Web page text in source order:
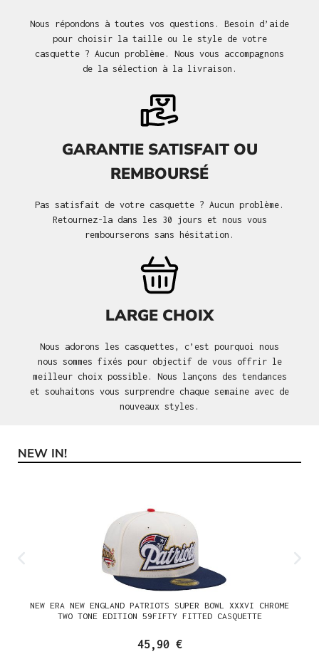
Nous répondons à toutes vos questions. Besoin d’aide
pour choisir la taille ou le style de votre
casquette ? Aucun problème. Nous vous accompagnons
de la sélection à la livraison.
GARANTIE SATISFAIT OU
REMBOURSÉ
Pas satisfait de votre casquette ? Aucun problème.
Retournez-la dans les 30 jours et nous vous
rembourserons sans hésitation.
LARGE CHOIX
Nous adorons les casquettes, c’est pourquoi nous
nous sommes fixés pour objectif de vous offrir le
meilleur choix possible. Nous lançons des tendances
et souhaitons vous surprendre chaque semaine avec de
nouveaux styles.
Ignorer la galerie de produits
NEW IN!
NEW ERA NEW ENGLAND PATRIOTS SUPER BOWL XXXVI CHROME
TWO TONE EDITION 59FIFTY FITTED CASQUETTE
45,90 €